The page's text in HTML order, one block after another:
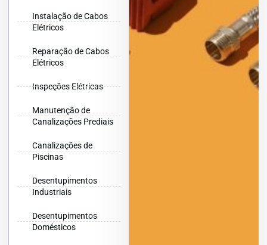
Instalação de Cabos
Elétricos
Reparação de Cabos
Elétricos
Inspeções Elétricas
Manutenção de
Canalizações Prediais
Canalizações de
Piscinas
Desentupimentos
Industriais
Desentupimentos
Domésticos